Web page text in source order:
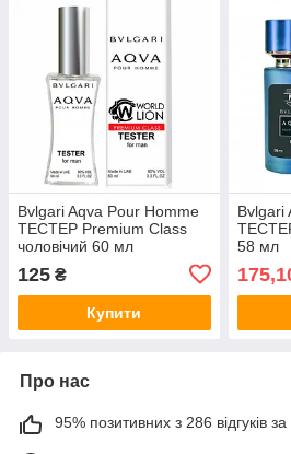
Bvlgari Aqva Pour Homme
ТЕСТЕР Premium Class
чоловічий 60 мл
125 ₴
Купити
Bvlgari
58 мл
Про нас
95% позитивних з 286 відгуків за